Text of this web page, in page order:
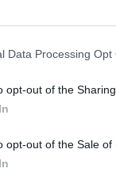
Data Processing Opt
opt-out of the
opt-out of the Sale of